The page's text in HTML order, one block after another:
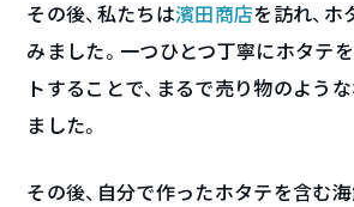
その後、私たちは濱田商店を訪れ、
みました。一つひとつ丁寧にホタテ
トすることで、まるで売り物のよう
ました。
その後、自分で作ったホタテを含む